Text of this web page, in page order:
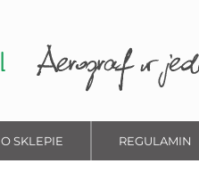
O SKLEPIE REGULAMIN